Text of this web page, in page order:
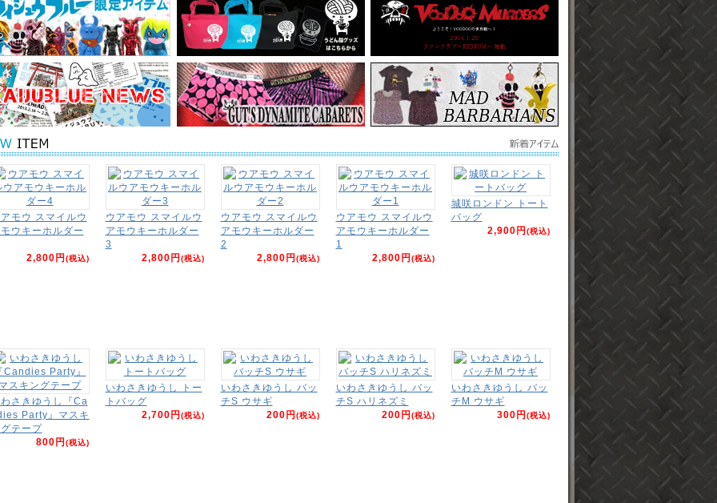
モウ スマイルウ
ウキーホルダー
2,800円(税込)
ウアモウ スマイルウ
アモウキーホルダー
3
2,800円(税込)
ウアモウ スマイルウ
アモウキーホルダー
2
2,800円(税込)
ウアモウ スマイルウ
アモウキーホルダー
1
2,800円(税込)
城咲ロンドン トート
バッグ
2,900円(税込)
さきゆうし『Ca
Party』マスキ
テープ
800円(税込)
いわさきゆうし トー
トバッグ
2,700円(税込)
いわさきゆうし バッ
チS ウサギ
200円(税込)
いわさきゆうし バッ
チS ハリネズミ
200円(税込)
いわさきゆうし バッ
チM ウサギ
300円(税込)